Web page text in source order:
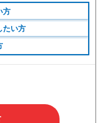
方
たい方